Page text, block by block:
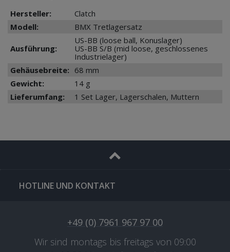
Hersteller:
Clatch
Modell:
BMX Tretlagersatz
Ausführung:
US-BB (loose ball, Konuslager)
US-BB S/B (mid loose, geschlossenes
Industrielager)
Gehäusebreite: 68 mm
Gewicht:
14 g
Lieferumfang:
1 Set Lager, Lagerschalen, Muttern
HOTLINE UND KONTAKT
+49 (0) 7961 967 97 00
Wir sind montags bis freitags von 09:00